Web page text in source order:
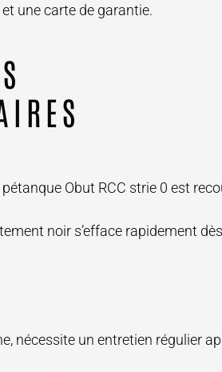
une carte de garantie.
Obut RCC strie 0 est
noir s’efface rapidement
nécessite un entretien régulier